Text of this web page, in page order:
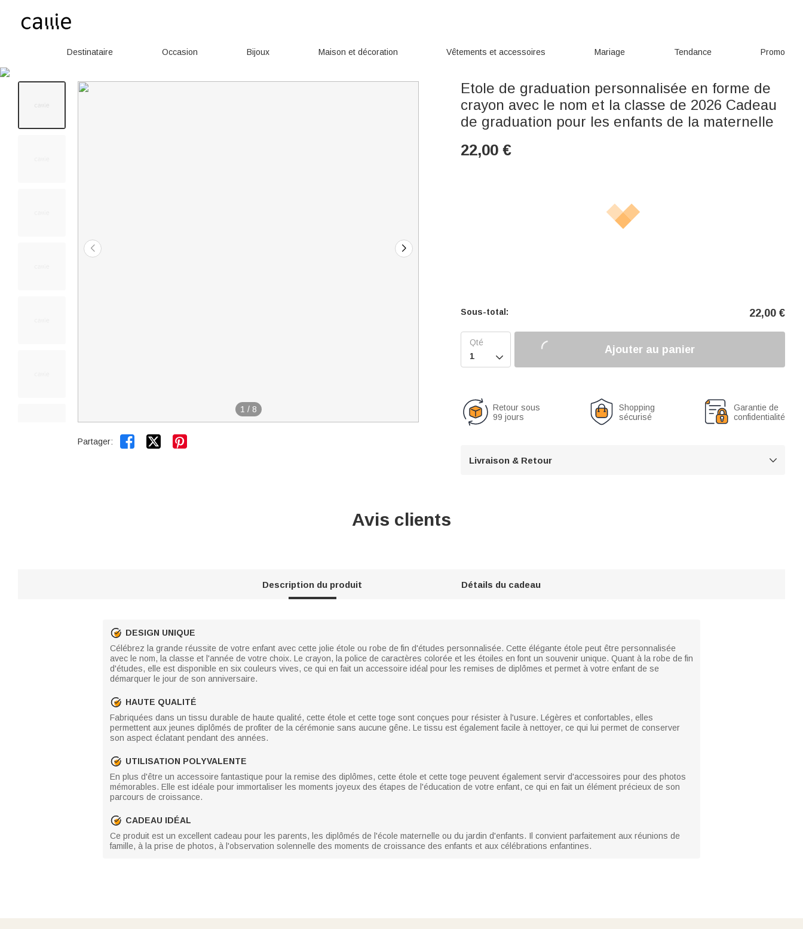
Destinataire Occasion Bijoux Maison et décoration Vêtements et accessoires Mariage Tendance Promo
1 / 8
Partager:  
Etole de graduation personnalisée en forme de
crayon avec le nom et la classe de 2026 Cadeau
de graduation pour les enfants de la maternelle
22,00 €
Sous-total: 22,00 €

Ajouter au panier
Retour sous
99 jours
Shopping
sécurisé
Garantie de
confidentialité
Livraison & Retour 
Avis clients
Description du produit Détails du cadeau
DESIGN UNIQUE
Célébrez la grande réussite de votre enfant avec cette jolie étole ou robe de fin d'études personnalisée. Cette élégante étole peut être personnalisée
avec le nom, la classe et l'année de votre choix. Le crayon, la police de caractères colorée et les étoiles en font un souvenir unique. Quant à la robe de fin
d'études, elle est disponible en six couleurs vives, ce qui en fait un accessoire idéal pour les remises de diplômes et permet à votre enfant de se
démarquer le jour de son anniversaire.
HAUTE QUALITÉ
Fabriquées dans un tissu durable de haute qualité, cette étole et cette toge sont conçues pour résister à l'usure. Légères et confortables, elles
permettent aux jeunes diplômés de profiter de la cérémonie sans aucune gêne. Le tissu est également facile à nettoyer, ce qui lui permet de conserver
son aspect éclatant pendant des années.
UTILISATION POLYVALENTE
En plus d'être un accessoire fantastique pour la remise des diplômes, cette étole et cette toge peuvent également servir d'accessoires pour des photos
mémorables. Elle est idéale pour immortaliser les moments joyeux des étapes de l'éducation de votre enfant, ce qui en fait un élément précieux de son
parcours de croissance.
CADEAU IDÉAL
Ce produit est un excellent cadeau pour les parents, les diplômés de l'école maternelle ou du jardin d'enfants. Il convient parfaitement aux réunions de
famille, à la prise de photos, à l'observation solennelle des moments de croissance des enfants et aux célébrations enfantines.